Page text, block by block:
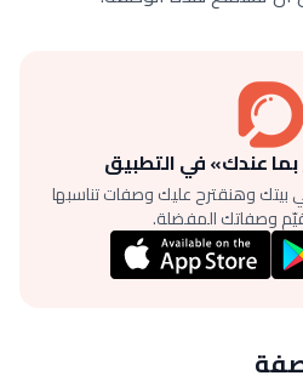
عندك» في التطبيق
بيتك وهنقترح عليك وصفات تناسبها
وصفاتك المفضلة.